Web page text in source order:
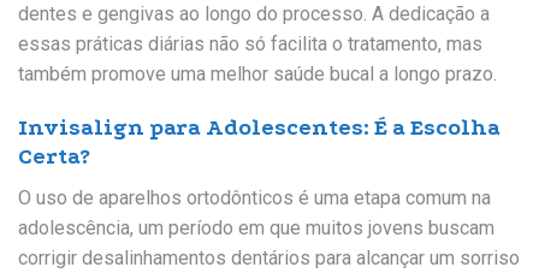
dentes e gengivas ao longo do processo. A dedicação a
essas práticas diárias não só facilita o tratamento, mas
também promove uma melhor saúde bucal a longo prazo.
Invisalign para Adolescentes: É a Escolha
Certa?
O uso de aparelhos ortodônticos é uma etapa comum na
adolescência, um período em que muitos jovens buscam
corrigir desalinhamentos dentários para alcançar um sorriso